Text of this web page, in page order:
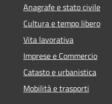
Anagrafe e stato civile
Cultura e tempo libero
Vita lavorativa
Imprese e Commercio
Catasto e urbanistica
Mobilità e trasporti